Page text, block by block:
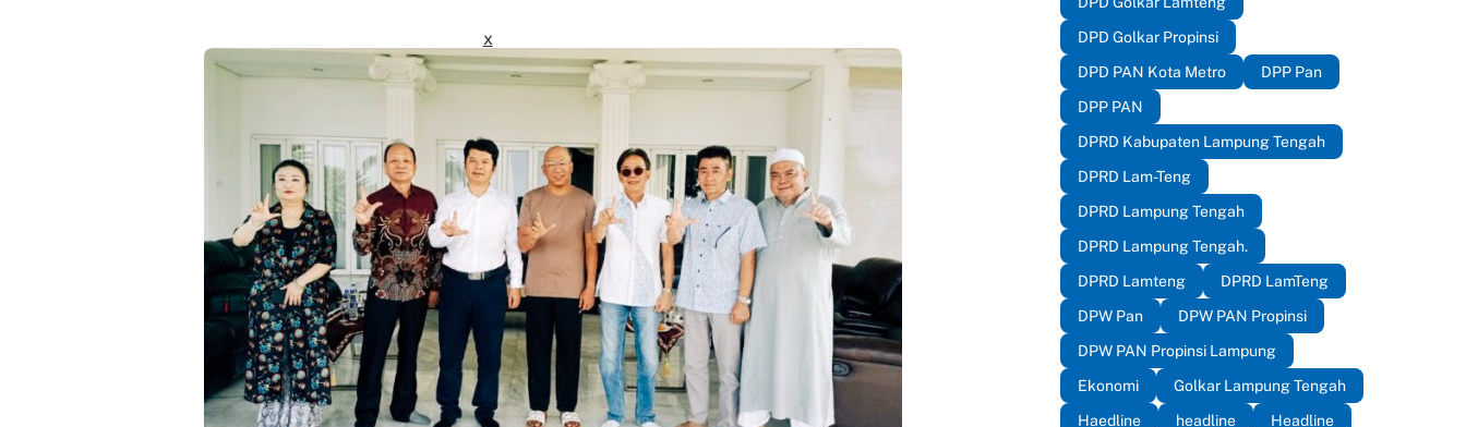
x
DPD Golkar Propinsi
DPD PAN Kota Metro
DPP Pan
DPP PAN
DPRD Kabupaten Lampung Tengah
DPRD Lam-Teng
DPRD Lampung Tengah
DPRD Lampung Tengah.
DPRD Lamteng
DPRD LamTeng
DPW Pan
DPW PAN Propinsi
DPW PAN Propinsi Lampung
Ekonomi
Golkar Lampung Tengah
Haedline
headline
Headline